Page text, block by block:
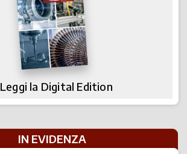
Leggi la Digital Edition
IN EVIDENZA